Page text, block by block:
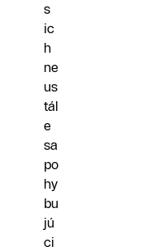
s
ic
h
ne
us
tál
e
sa
po
hy
bu
jú
ci